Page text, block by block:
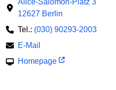
12627 Berlin
Tel.: (030) 90293-2003
E-Mail
Homepage